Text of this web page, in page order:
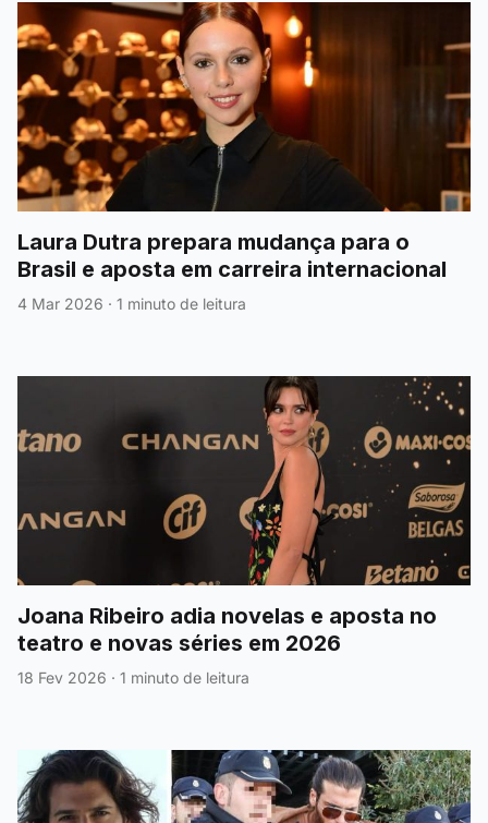
Laura Dutra prepara mudança para o
Brasil e aposta em carreira internacional
4 Mar 2026 · 1 minuto de leitura
Joana Ribeiro adia novelas e aposta no
teatro e novas séries em 2026
18 Fev 2026 · 1 minuto de leitura